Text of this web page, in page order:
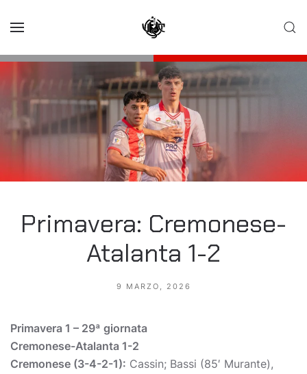
Primavera: Cremonese-
Atalanta 1-2
9 MARZO, 2026
Primavera 1 – 29ª giornata
Cremonese-Atalanta 1-2
Cremonese (3-4-2-1): Cassin; Bassi (85′ Murante),